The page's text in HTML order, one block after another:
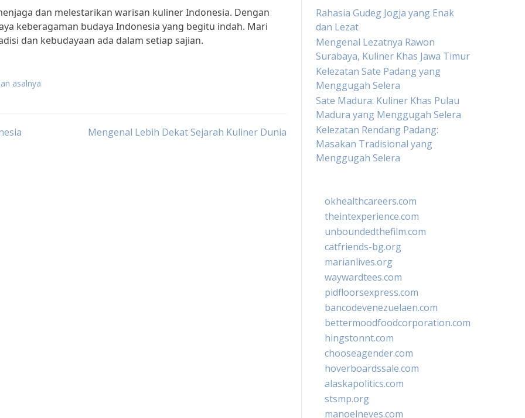
dan melestarikan warisan kuliner Indonesia. Dengan
keberagaman budaya Indonesia yang begitu indah. Mari
dan kebudayaan ada dalam setiap sajian.
asalnya
Mengenal Lebih Dekat Sejarah Kuliner Dunia
Rahasia Gudeg Jogja yang Enak
dan Lezat
Mengenal Lezatnya Rawon
Surabaya, Kuliner Khas Jawa Timur
Kelezatan Sate Padang yang
Menggugah Selera
Sate Madura: Kuliner Khas Pulau
Madura yang Menggugah Selera
Kelezatan Rendang Padang:
Masakan Tradisional yang
Menggugah Selera
okhealthcareers.com
theintexperience.com
unboundedthefilm.com
catfriends-bg.org
marianlives.org
waywardtees.com
pidfloorsexpress.com
bancodevenezuelaen.com
bettermoodfoodcorporation.com
hingstonnt.com
chooseagender.com
hoverboardssale.com
alaskapolitics.com
stsmp.org
manoelneves.com